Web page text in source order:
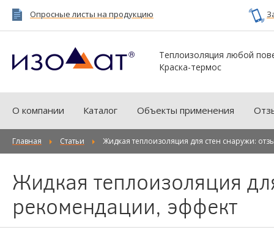
Опросные листы на продукцию
Теплоизоляция любой
Краска-термос
О компании Каталог Объекты применения
Главная Статьи Жидкая теплоизоляция для стен снаружи:
Жидкая теплоизоляция
рекомендации, эффект